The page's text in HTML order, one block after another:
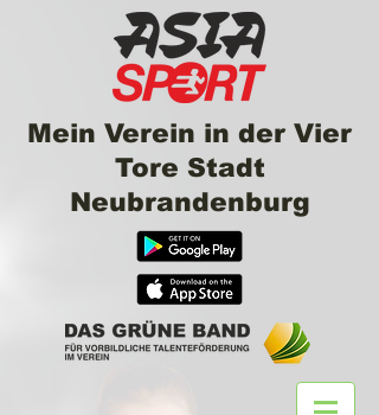
Mein Verein in der Vier
Tore Stadt
Neubrandenburg